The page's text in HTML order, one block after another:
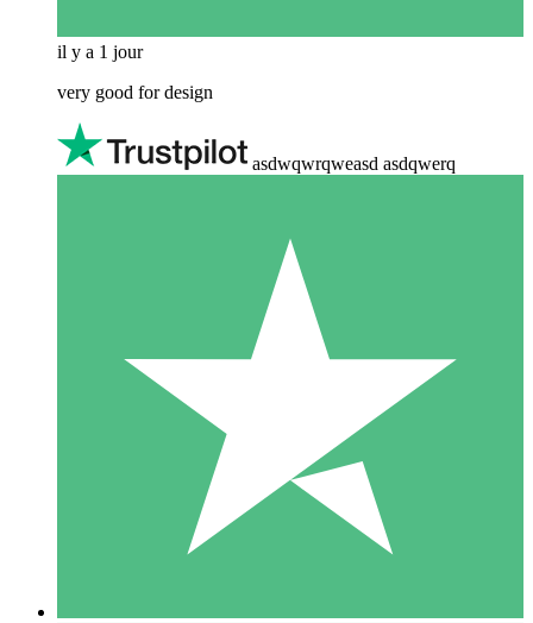
il y a 1 jour
very good for design
asdwqwrqweasd asdqwerq